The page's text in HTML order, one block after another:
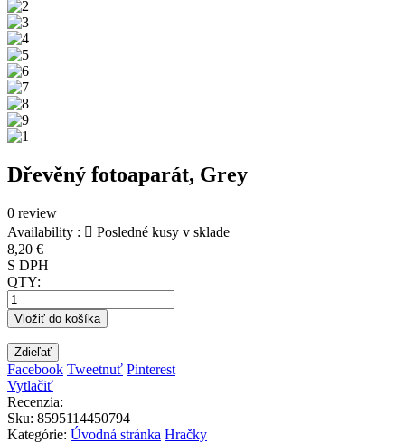
Dřevěný fotoaparát, Grey
0 review
Availability :  Posledné kusy v sklade
8,20 €
S DPH
QTY:
Vložiť do košíka
Zdieľať
Facebook Tweetnuť Pinterest
Vytlačiť
Recenzia:
Sku: 8595114450794
Kategórie: Úvodná stránka Hračky